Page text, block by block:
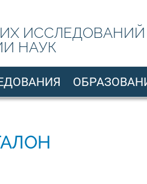
ИССЛЕДОВАНИЙ
НАУК